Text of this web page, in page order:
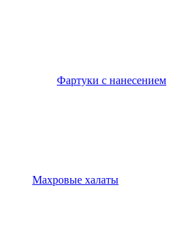
Фартуки с нанесением
Махровые халаты